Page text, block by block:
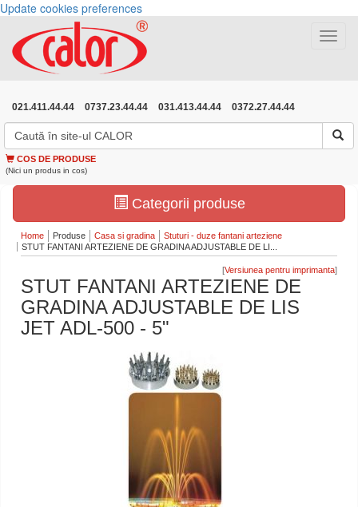
Update cookies preferences
Toggle
021.411.44.44 0737.23.44.44 031.413.44.44 0372.27.44.44
COS DE PRODUSE
(Nici un produs in cos)
Categorii produse
Home Produse Casa si gradina
Stuturi - duze fantani arteziene
STUT FANTANI ARTEZIENE DE GRADINA ADJUSTABLE DE LI...
[ ]
STUT FANTANI ARTEZIENE DE
GRADINA ADJUSTABLE DE LIS
JET ADL-500 - 5"